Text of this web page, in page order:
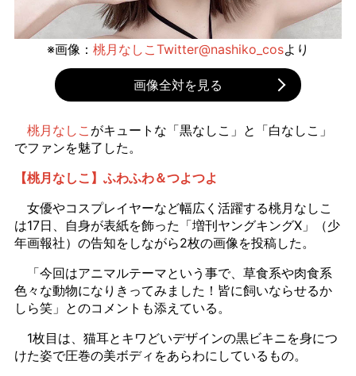
※画像： 桃月なしこTwitter@nashiko_cosより
画像全対を見る
桃月なしこ がキュートな「黒なしこ」と「白なしこ」
でファンを魅了した。
【桃月なしこ】ふわふわ＆つよつよ
女優やコスプレイヤーなど幅広く活躍する桃月なしこ
は17日、自身が表紙を飾った「増刊ヤングキングX」（少
年画報社）の告知をしながら2枚の画像を投稿した。
「今回はアニマルテーマという事で、草食系や肉食系
色々な動物になりきってみました！皆に飼いならせるか
しら笑」とのコメントも添えている。
1枚目は、猫耳とキワどいデザインの黒ビキニを身につ
けた姿で圧巻の美ボディをあらわにしているもの。